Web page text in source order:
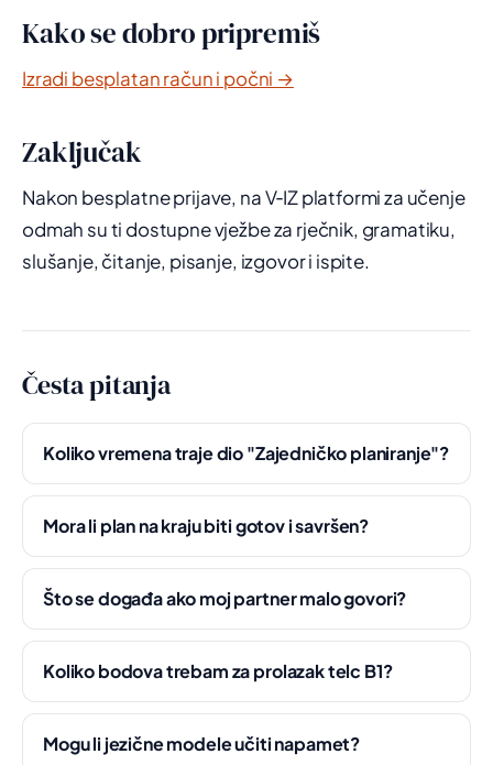
Kako se dobro pripremiš
Izradi besplatan račun i počni →
Zaključak
Nakon besplatne prijave, na V‑IZ platformi za učenje
odmah su ti dostupne vježbe za rječnik, gramatiku,
slušanje, čitanje, pisanje, izgovor i ispite.
Česta pitanja
Koliko vremena traje dio "Zajedničko planiranje"?
Mora li plan na kraju biti gotov i savršen?
Što se događa ako moj partner malo govori?
Koliko bodova trebam za prolazak telc B1?
Mogu li jezične modele učiti napamet?